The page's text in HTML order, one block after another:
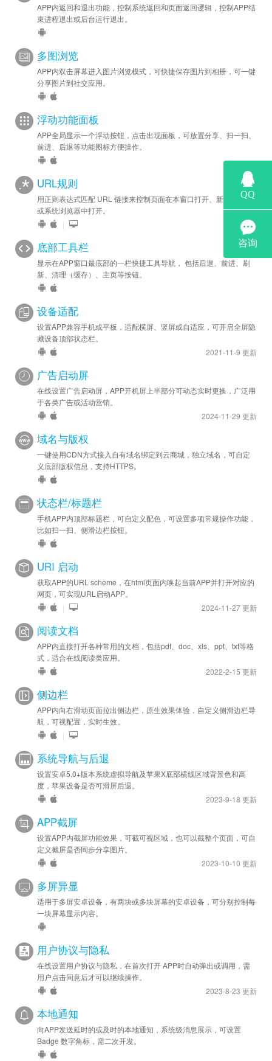
APP内返回和退出功能，控制系统返回和页面返回逻辑，控制APP结
束进程退出或后台运行退出。
多图浏览
APP内双击屏幕进入图片浏览模式，可快捷保存图片到相册，可一键
分享图片到社交应用。
浮动功能面板
APP全局显示一个浮动按钮，点击出现面板，可放置分享、扫一扫、
前进、后退等功能图标方便操作。
URL规则
用正则表达式匹配 URL 链接来控制页面在本窗口打开、新窗口打开
或系统浏览器中打开。
|
底部工具栏
显示在APP窗口最底部的一栏快捷工具导航， 包括后退、前进、刷
新、清理（缓存）、主页等按钮。
设备适配
设置APP兼容手机或平板，适配横屏、竖屏或自适应，可开启全屏隐
藏设备顶部状态栏。
2021-11-9 更新
广告启动屏
在线设置广告启动屏，APP开机屏上半部分可动态实时更换，广泛用
于各类广告或活动营销。
2024-11-29 更新
域名与版权
一键使用CDN方式接入自有域名绑定到云商城，独立域名，可自定
义底部版权信息，支持HTTPS。
状态栏/标题栏
手机APP内顶部标题栏，可自定义配色，可设置多项常规操作功能，
比如扫一扫、侧滑边栏按钮。
URI 启动
获取APP的URL scheme，在html页面内唤起当前APP并打开对应的
网页，可实现URL启动APP。
|
2024-11-27 更新
阅读文档
APP内直接打开各种常用的文档，包括pdf、doc、xls、ppt、txt等格
式，适合在线阅读类应用。
2022-2-15 更新
侧边栏
APP内向右滑动页面拉出侧边栏，原生效果体验，自定义侧滑边栏导
航，可视配置，实时生效。
|
系统导航与后退
设置安卓5.0+版本系统虚拟导航及苹果X底部横线区域背景色和高
度，苹果设备是否可滑屏后退。
2023-9-18 更新
APP截屏
设置APP内截屏功能效果，可截可视区域，也可以截整个页面，可自
定义截屏是否同步分享图片。
2023-10-10 更新
多屏异显
适用于多屏安卓设备，有两块或多块屏幕的安卓设备，可分别控制每
一块屏幕显示内容。
用户协议与隐私
在线设置用户协议与隐私，在首次打开 APP时自动弹出或调用，需
用户点击同意后才可以继续操作。
2023-8-23 更新
本地通知
向APP发送延时的或及时的本地通知，系统级消息展示，可设置
Badge 数字角标，需二次开发。